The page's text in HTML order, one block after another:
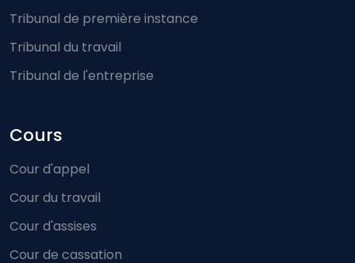
Tribunal de première instance
Tribunal du travail
Tribunal de l'entreprise
Cours
Cour d'appel
Cour du travail
Cour d'assises
Cour de cassation